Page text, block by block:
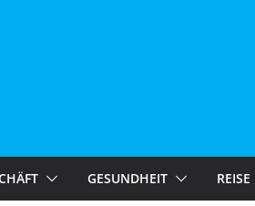
GESUNDHEIT REISE